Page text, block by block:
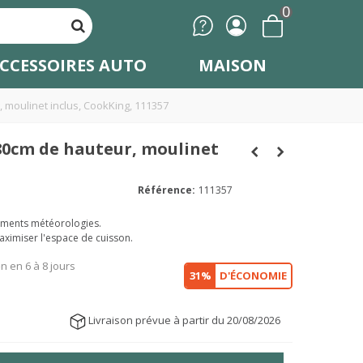
0
AUTO MAISON
inclus, CookKing, 111357
de hauteur, moulinet
Référence: 111357
météorologies.
l'espace de cuisson.
en 6 à 8 jours
31% D'ÉCONOMIE
Livraison prévue à partir du 20/08/2026